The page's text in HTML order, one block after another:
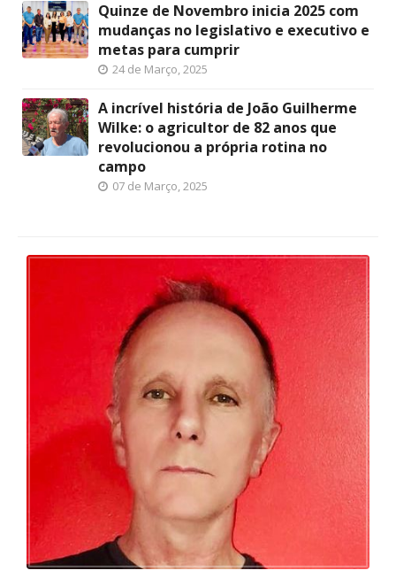
Quinze de Novembro inicia 2025 com
mudanças no legislativo e executivo e
metas para cumprir
24 de Março, 2025
A incrível história de João Guilherme
Wilke: o agricultor de 82 anos que
revolucionou a própria rotina no
campo
07 de Março, 2025